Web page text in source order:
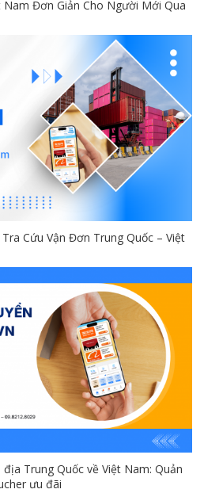
Nam Đơn Giản Cho Người Mới Qua
Cứu Vận Đơn Trung Quốc – Việt
Trung Quốc về Việt Nam: Quản
ưu đãi